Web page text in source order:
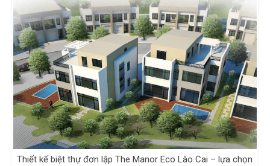
Thiết kế biệt thự đơn lập The Manor Eco Lào Cai – lựa chọn